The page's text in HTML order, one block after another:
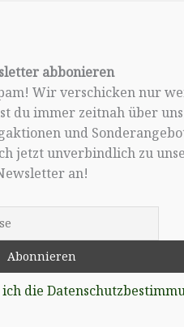
abbonieren
Wir verschicken nur
du immer zeitnah über
und
jetzt unverbindlich zu
an!
die